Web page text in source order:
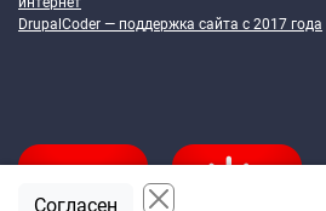
DrupalCoder — поддержка сайта c 2017 года
Согласен